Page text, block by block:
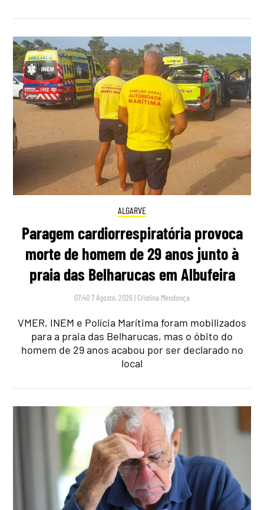
ALGARVE
Paragem cardiorrespiratória provoca
morte de homem de 29 anos junto à
praia das Belharucas em Albufeira
07:40 7 Agosto, 2026 | Cristina Mendonça
VMER, INEM e Polícia Marítima foram mobilizados
para a praia das Belharucas, mas o óbito do
homem de 29 anos acabou por ser declarado no
local